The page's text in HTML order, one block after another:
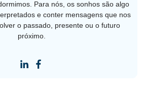
Para nós, os sonhos são algo
e conter mensagens que nos
o passado, presente ou o futuro
próximo.